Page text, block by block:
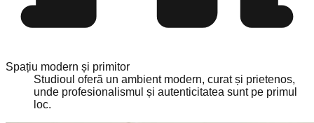
Spațiu modern și primitor
Studioul oferă un ambient modern, curat și prietenos,
unde profesionalismul și autenticitatea sunt pe primul
loc.